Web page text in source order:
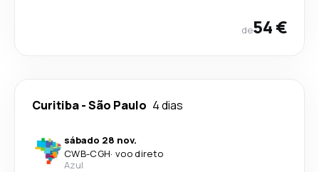
de54 €
Curitiba-São Paulo 4 dias
sábado 28 nov.
CWB-CGH· voo direto
Azul